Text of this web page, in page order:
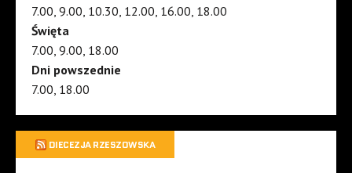
7.00, 9.00, 10.30, 12.00, 16.00, 18.00
Święta
7.00, 9.00, 18.00
Dni powszednie
7.00, 18.00
DIECEZJA RZESZOWSKA